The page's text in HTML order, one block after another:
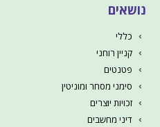
נושאים
כללי
קניין רוחני
פטנטים
סימני מסחר ומוניטין
זכויות יוצרים
דיני מחשבים